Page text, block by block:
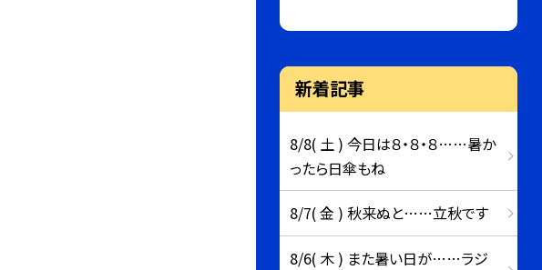
新着記事
8/8( 土 ) 今日は８・８・８……暑か
ったら日傘もね
8/7( 金 ) 秋来ぬと……立秋です
8/6( 木 ) また暑い日が……ラジ